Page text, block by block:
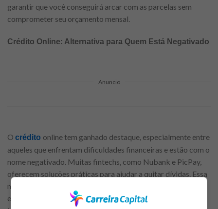
garantir que você conseguirá arcar com as parcelas sem
comprometer seu orçamento mensal.
Crédito Online: Alternativa para Quem Está Negativado
Anuncio
O crédito online tem ganhado destaque, especialmente entre
aqueles que enfrentam dificuldades financeiras e estão com o
nome negativado. Muitas fintechs, como Nubank e PicPay,
oferecem soluções práticas para ajudar a quitar dívidas. Essa
modalidade de crédito é geralmente mais acessível, pois não
exige tantas comprovações como os empréstimos